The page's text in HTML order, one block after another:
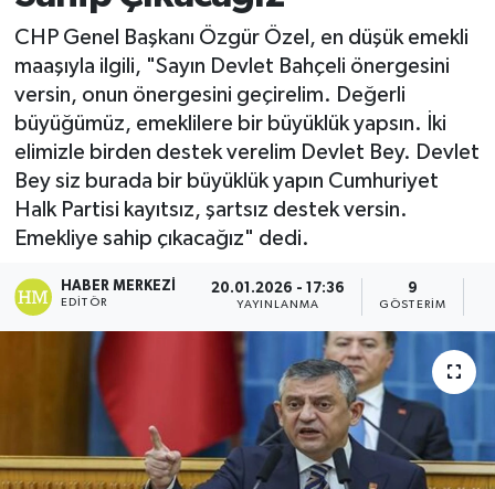
CHP Genel Başkanı Özgür Özel, en düşük emekli
maaşıyla ilgili, "Sayın Devlet Bahçeli önergesini
versin, onun önergesini geçirelim. Değerli
büyüğümüz, emeklilere bir büyüklük yapsın. İki
elimizle birden destek verelim Devlet Bey. Devlet
Bey siz burada bir büyüklük yapın Cumhuriyet
Halk Partisi kayıtsız, şartsız destek versin.
Emekliye sahip çıkacağız" dedi.
HABER MERKEZI
EDITÖR
20.01.2026 - 17:36
YAYINLANMA
9
GÖSTERIM